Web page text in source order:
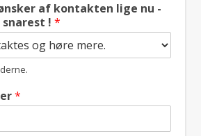
af kontakten lige nu -
! *
*